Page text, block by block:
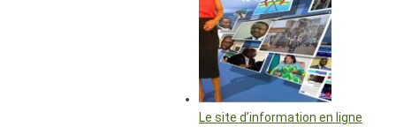
Le site d’information en ligne